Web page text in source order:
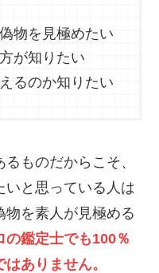
物を見極めたい
が知りたい
るのか知りたい
ものだからこそ、
いと思っている人は
物を素人が見極める
の鑑定士でも100％
ありません。